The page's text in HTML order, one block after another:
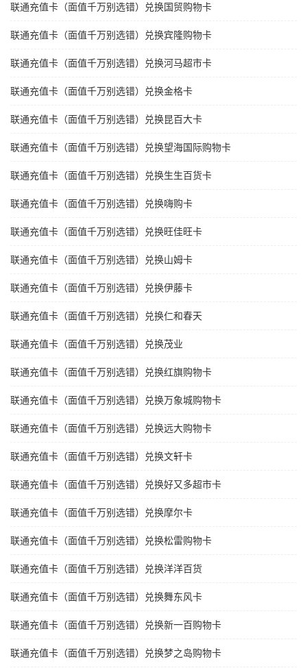
联通充值卡（面值千万别选错）兑换国贸购物卡
联通充值卡（面值千万别选错）兑换宾隆购物卡
联通充值卡（面值千万别选错）兑换河马超市卡
联通充值卡（面值千万别选错）兑换金格卡
联通充值卡（面值千万别选错）兑换昆百大卡
联通充值卡（面值千万别选错）兑换望海国际购物卡
联通充值卡（面值千万别选错）兑换生生百货卡
联通充值卡（面值千万别选错）兑换嗨购卡
联通充值卡（面值千万别选错）兑换旺佳旺卡
联通充值卡（面值千万别选错）兑换山姆卡
联通充值卡（面值千万别选错）兑换伊藤卡
联通充值卡（面值千万别选错）兑换仁和春天
联通充值卡（面值千万别选错）兑换茂业
联通充值卡（面值千万别选错）兑换红旗购物卡
联通充值卡（面值千万别选错）兑换万象城购物卡
联通充值卡（面值千万别选错）兑换远大购物卡
联通充值卡（面值千万别选错）兑换文轩卡
联通充值卡（面值千万别选错）兑换好又多超市卡
联通充值卡（面值千万别选错）兑换摩尔卡
联通充值卡（面值千万别选错）兑换松雷购物卡
联通充值卡（面值千万别选错）兑换洋洋百货
联通充值卡（面值千万别选错）兑换舞东风卡
联通充值卡（面值千万别选错）兑换新一百购物卡
联通充值卡（面值千万别选错）兑换梦之岛购物卡